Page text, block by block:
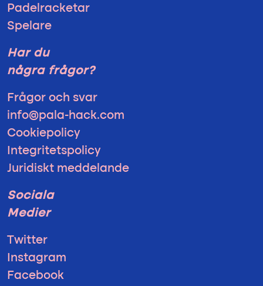
Padelracketar
Spelare
Har du
några frågor?
Frågor och svar
info@pala-hack.com
Cookiepolicy
Integritetspolicy
Juridiskt meddelande
Sociala
Medier
Twitter
Instagram
Facebook